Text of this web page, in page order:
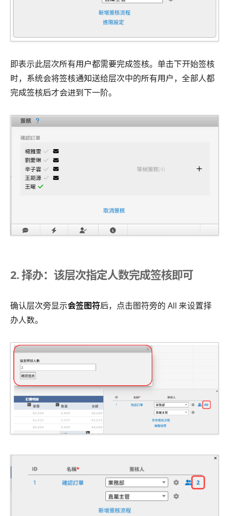
即表示此层次所有用户都需要完成签核。单击下开始签核
时，系统会将签核通知送给层次中的所有用户，全部人都
完成签核后才会进到下一阶。
2. 择办：该层次指定人数完成签核即可
确认层次旁显示会签图符后，点击图符旁的 All 来设置择
办人数。